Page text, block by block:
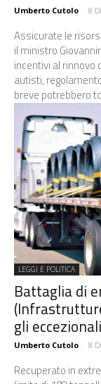
Umberto Cutolo - 8
Assicurate le
il ministro
incentivi al rinnovo
autisti,
breve potrebbero
LEGGI E POLITICA
Battaglia di
gli eccezionali
Umberto Cutolo - 8
Recuperato in